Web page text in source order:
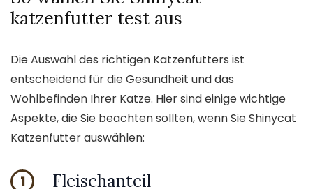
katzenfutter test aus
Die Auswahl des richtigen Katzenfutters ist
entscheidend für die Gesundheit und das
Wohlbefinden Ihrer Katze. Hier sind einige wichtige
Aspekte, die Sie beachten sollten, wenn Sie Shinycat
Katzenfutter auswählen:
1 Fleischanteil